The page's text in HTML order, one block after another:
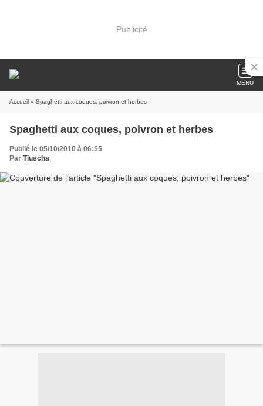
Publicité
MENU
Accueil » Spaghetti aux coques, poivron et herbes
Spaghetti aux coques, poivron et herbes
Publié le 05/10/2010 à 06:55
Par Tiuscha